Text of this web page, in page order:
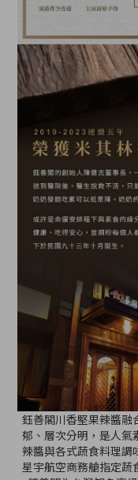
鈺善閣川香堅果辣醬融
郁、層次分明，是人氣
辣醬與各式蔬食料理調
星宇航空商務艙指定蔬